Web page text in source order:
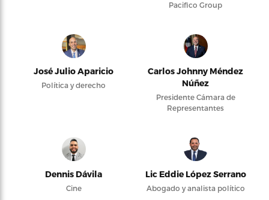
Pacifico Group
José Julio Aparicio
Política y derecho
Carlos Johnny Méndez
Núñez
Presidente Cámara de
Representantes
Dennis Dávila
Cine
Lic Eddie López Serrano
Abogado y analista político